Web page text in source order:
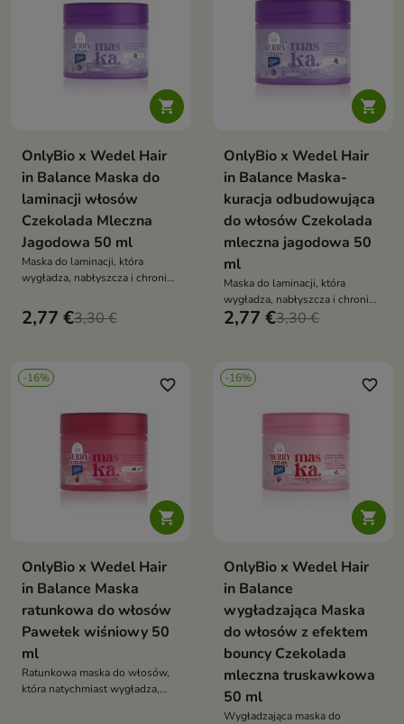

OnlyBio x Wedel Hair
in Balance Maska do
laminacji włosów
Czekolada Mleczna
Jagodowa 50 ml
Maska do laminacji, która
wygładza, nabłyszcza i chroni
mlecznej czekolady z jagodami
2,77 €3,30 €

OnlyBio x Wedel Hair
in Balance Maska-
kuracja odbudowująca
do włosów Czekolada
mleczna jagodowa 50
ml
Maska do laminacji, która
wygładza, nabłyszcza i chroni
włosy, otulając je zapachem
2,77 €3,30 €
-16%

favorite_border
OnlyBio x Wedel Hair
in Balance Maska
ratunkowa do włosów
Pawełek wiśniowy 50
ml
Ratunkowa maska do włosów,
która natychmiast wygładza,
-16%

favorite_border
OnlyBio x Wedel Hair
in Balance
wygładzająca Maska
do włosów z efektem
bouncy Czekolada
mleczna truskawkowa
50 ml
Wygładzająca maska do